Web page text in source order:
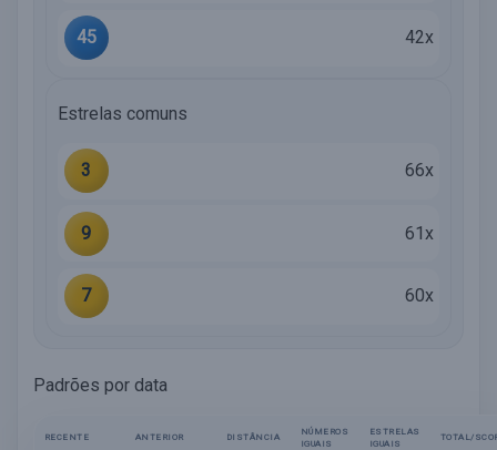
45 42x
Estrelas comuns
3 66x
9 61x
7 60x
Padrões por data
RECENTE ANTERIOR DISTÂNCIA
NÚMEROS
IGUAIS
ESTRELAS
IGUAIS
TOTAL/